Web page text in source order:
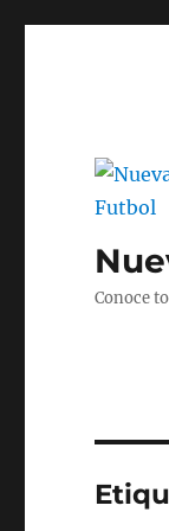
Conoce